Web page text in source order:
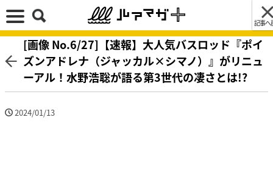
記事へ
[画像 No.6/27]【速報】大人気バスロッド『ポイ
ズンアドレナ（ジャッカル×シマノ）』がリニュ
ーアル！水野浩聡が語る第3世代の凄さとは!?
2024/01/13